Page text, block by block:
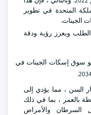
المتحدة في تطوير
الجينات.
ويعزز رؤية ودقة
سوق إسكات الجينات في
السن ، مما يؤدي إلى
بالعمر ، بما في ذلك
السرطان والأمراض